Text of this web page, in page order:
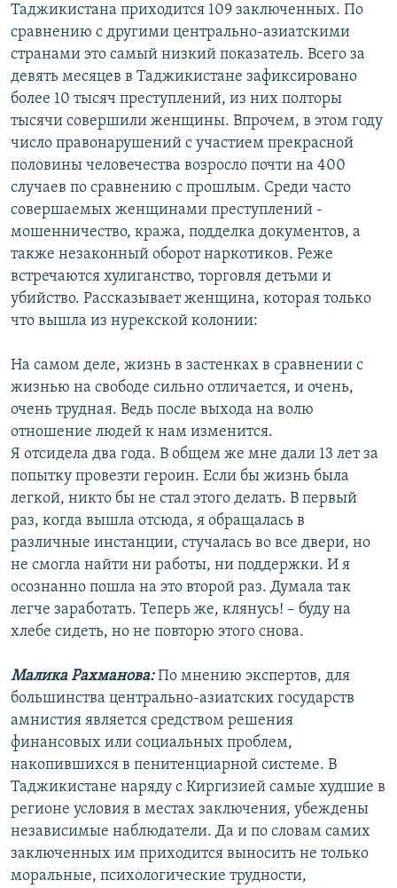
Таджикистана приходится 109 заключенных. По
сравнению с другими центрально-азиатскими
странами это самый низкий показатель. Всего за
девять месяцев в Таджикистане зафиксировано
более 10 тысяч преступлений, из них полторы
тысячи совершили женщины. Впрочем, в этом году
число правонарушений с участием прекрасной
половины человечества возросло почти на 400
случаев по сравнению с прошлым. Среди часто
совершаемых женщинами преступлений -
мошенничество, кража, подделка документов, а
также незаконный оборот наркотиков. Реже
встречаются хулиганство, торговля детьми и
убийство. Рассказывает женщина, которая только
что вышла из нурекской колонии:
На самом деле, жизнь в застенках в сравнении с
жизнью на свободе сильно отличается, и очень,
очень трудная. Ведь после выхода на волю
отношение людей к нам изменится.
Я отсидела два года. В общем же мне дали 13 лет за
попытку провезти героин. Если бы жизнь была
легкой, никто бы не стал этого делать. В первый
раз, когда вышла отсюда, я обращалась в
различные инстанции, стучалась во все двери, но
не смогла найти ни работы, ни поддержки. И я
осознанно пошла на это второй раз. Думала так
легче заработать. Теперь же, клянусь! – буду на
хлебе сидеть, но не повторю этого снова.
Малика Рахманова:По мнению экспертов, для
большинства центрально-азиатских государств
амнистия является средством решения
финансовых или социальных проблем,
накопившихся в пенитенциарной системе. В
Таджикистане наряду с Киргизией самые худшие в
регионе условия в местах заключения, убеждены
независимые наблюдатели. Да и по словам самих
заключенных им приходится выносить не только
моральные, психологические трудности,